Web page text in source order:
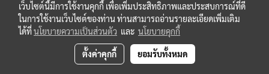
เว็บไซต์นี้มีการใช้งานคุกกี้ เพื่อเพิ่มประสิทธิภาพและประสบการณ์ที่ดี
ในการใช้งานเว็บไซต์ของท่าน ท่านสามารถอ่านรายละเอียดเพิ่มเติม
ได้ที่นโยบายความเป็นส่วนตัว และ นโยบายคุกกี้
ตั้งค่าคุกกี้ ยอมรับทั้งหมด